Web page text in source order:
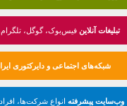
تبلیغات آنلاینفیس‌بوک، گوگل،
شبکه‌های اجتماعی و دایرکتوری
وب‌سایت پیشرفته انواع شرکت‌ها،